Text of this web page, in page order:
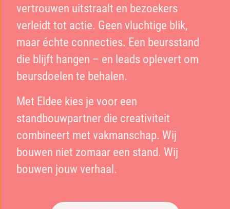
vertrouwen uitstraalt en bezoekers
verleidt tot actie. Geen vluchtige blik,
maar échte connecties. Een beursstand
die blijft hangen – en leads oplevert om
beursdoelen te behalen.
Met Eldee kies je voor een
standbouwpartner die creativiteit
combineert met vakmanschap. Wij
bouwen niet zomaar een stand. Wij
bouwen jouw verhaal.